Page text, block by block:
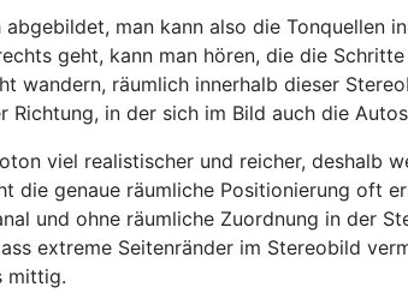
man kann also die Tonquellen
geht, kann man hören, die die
wandern, räumlich innerhalb dieser
Richtung, in der sich im Bild auch die
viel realistischer und reicher, deshalb
die genaue räumliche Positionierung oft
und ohne räumliche Zuordnung in der
extreme Seitenränder im Stereobild
mittig.